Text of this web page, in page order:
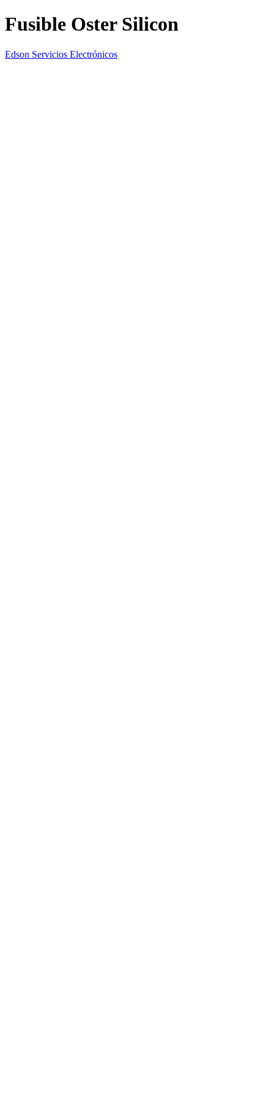
Fusible Oster Silicon
Edson Servicios Electrónicos